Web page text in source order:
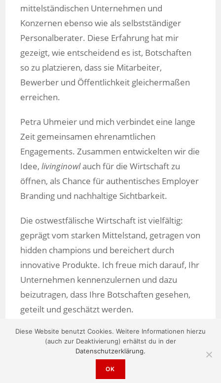
mittelständischen Unternehmen und
Konzernen ebenso wie als selbstständiger
Personalberater. Diese Erfahrung hat mir
gezeigt, wie entscheidend es ist, Botschaften
so zu platzieren, dass sie Mitarbeiter,
Bewerber und Öffentlichkeit gleichermaßen
erreichen.
Petra Uhmeier und mich verbindet eine lange
Zeit gemeinsamen ehrenamtlichen
Engagements. Zusammen entwickelten wir die
Idee,livinginowlauch für die Wirtschaft zu
öffnen, als Chance für authentisches Employer
Branding und nachhaltige Sichtbarkeit.
Die ostwestfälische Wirtschaft ist vielfältig:
geprägt vom starken Mittelstand, getragen von
hidden champions und bereichert durch
innovative Produkte. Ich freue mich darauf, Ihr
Unternehmen kennenzulernen und dazu
beizutragen, dass Ihre Botschaften gesehen,
geteilt und geschätzt werden.
Diese Website benutzt Cookies. Weitere Informationen hierzu
(auch zur Deaktivierung) erhältst du in der
Datenschutzerklärung.
OK